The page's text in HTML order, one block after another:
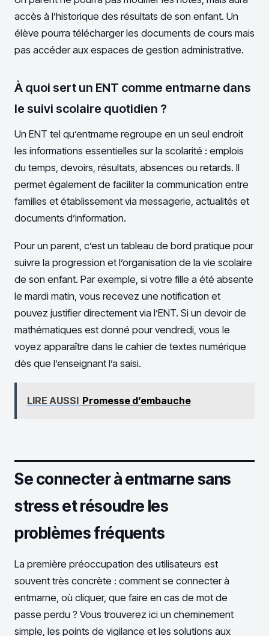
accès à l’historique des résultats de son enfant. Un
élève pourra télécharger les documents de cours mais
pas accéder aux espaces de gestion administrative.
À quoi sert un ENT comme entmarne dans
le suivi scolaire quotidien ?
Un ENT tel qu’entmarne regroupe en un seul endroit
les informations essentielles sur la scolarité : emplois
du temps, devoirs, résultats, absences ou retards. Il
permet également de faciliter la communication entre
familles et établissement via messagerie, actualités et
documents d’information.
Pour un parent, c’est un tableau de bord pratique pour
suivre la progression et l’organisation de la vie scolaire
de son enfant. Par exemple, si votre fille a été absente
le mardi matin, vous recevez une notification et
pouvez justifier directement via l’ENT. Si un devoir de
mathématiques est donné pour vendredi, vous le
voyez apparaître dans le cahier de textes numérique
dès que l’enseignant l’a saisi.
LIRE AUSSI Promesse d’embauche
Se connecter à entmarne sans
stress et résoudre les
problèmes fréquents
La première préoccupation des utilisateurs est
souvent très concrète : comment se connecter à
entmarne, où cliquer, que faire en cas de mot de
passe perdu ? Vous trouverez ici un cheminement
simple, les points de vigilance et les solutions aux